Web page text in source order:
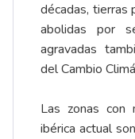
décadas, tierras
abolidas por
agravadas
del Cambio
Las zonas con
ibérica actual son